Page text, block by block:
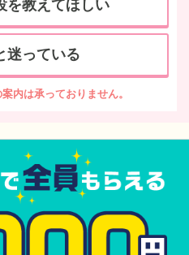
を教えてほしい
迷っている
内は承っておりません。